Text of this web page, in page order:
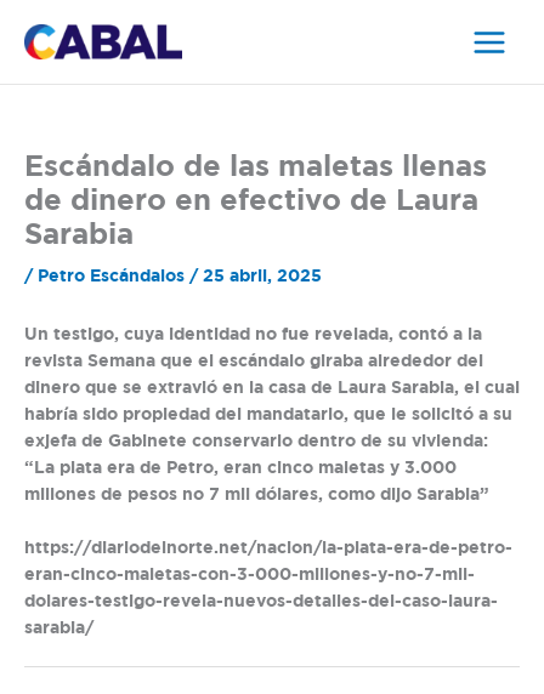
Escándalo de las maletas llenas
de dinero en efectivo de Laura
Sarabia
/ Petro Escándalos / 25 abril, 2025
Un testigo, cuya identidad no fue revelada, contó a la
revista Semana que el escándalo giraba alrededor del
dinero que se extravió en la casa de Laura Sarabia, el cual
habría sido propiedad del mandatario, que le solicitó a su
exjefa de Gabinete conservarlo dentro de su vivienda:
“La plata era de Petro, eran cinco maletas y 3.000
millones de pesos no 7 mil dólares, como dijo Sarabia”
https://diariodelnorte.net/nacion/la-plata-era-de-petro-
eran-cinco-maletas-con-3-000-millones-y-no-7-mil-
dolares-testigo-revela-nuevos-detalles-del-caso-laura-
sarabia/